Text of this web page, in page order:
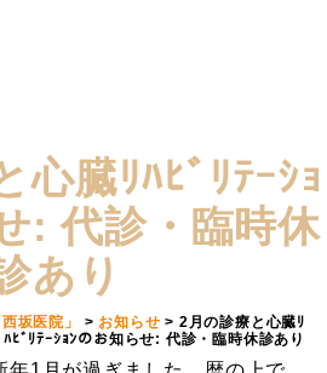
心臓ﾘﾊﾋﾞﾘﾃｰｼｮ
: 代診・臨時休
あり
坂医院」 > お知らせ > 2月の診療と心臓ﾘ
ﾊﾋﾞﾘﾃｰｼｮﾝのお知らせ: 代診・臨時休診あり